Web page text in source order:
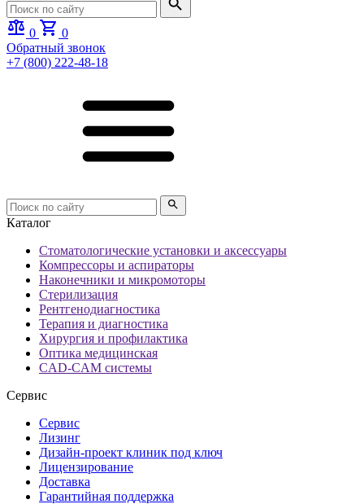
0
0
Обратный звонок
+7 (800) 222-48-18
Каталог
Стоматологические установки и аксессуары
Компрессоры и аспираторы
Наконечники и микромоторы
Стерилизация
Рентгенодиагностика
Терапия и диагностика
Хирургия и профилактика
Оптика медицинская
CAD-CAM системы
Сервис
Сервис
Лизинг
Дизайн-проект клиник под ключ
Лицензирование
Доставка
Гарантийная поддержка